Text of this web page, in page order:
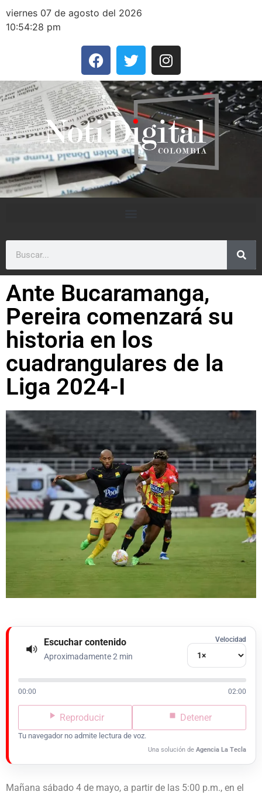
viernes 07 de agosto del 2026
10:54:28 pm
Ante Bucaramanga,
Pereira comenzará su
historia en los
cuadrangulares de la
Liga 2024-I
Escuchar contenido
Aproximadamente 2 min
Velocidad
00:00 02:00
Reproducir Detener
Tu navegador no admite lectura de voz.
Una solución de Agencia La Tecla
Mañana sábado 4 de mayo, a partir de las 5:00 p.m., en el